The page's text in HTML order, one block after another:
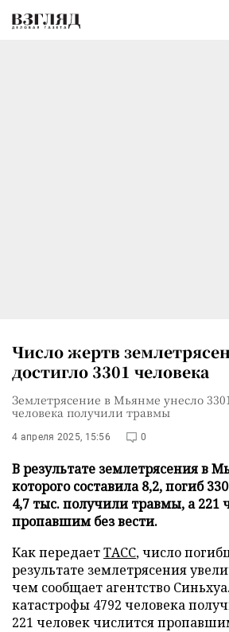
Число жертв
достигло 3301 человека
Землетрясение в Мьянме унесло
человека получили травмы
4 апреля 2025, 15:56 0
В результате землетрясения в
которого составила 8,2, погиб
4,7 тыс. получили травмы, а 221
пропавшим без вести.
Как передаетТАСС, число
результате землетрясения
чем сообщает агентство
катастрофы 4792 человека
221 человек числится